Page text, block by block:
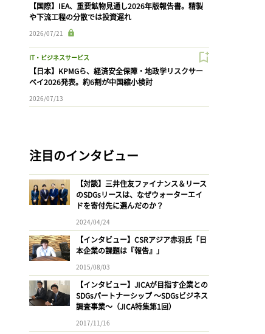
【国際】IEA、重要鉱物見通し2026年版報告書。精製
や下流工程の分散では投資遅れ
2026/07/21
IT・ビジネスサービス
【日本】KPMGら、経済安全保障・地政学リスクサー
ベイ2026発表。約6割が中国縮小検討
2026/07/13
注目のインタビュー
【対談】三井住友ファイナンス＆リース
のSDGsリースは、なぜウォーターエイ
ドを寄付先に選んだのか？
2024/04/24
【インタビュー】CSRアジア赤羽氏「日
本企業の課題は『報告』」
2015/08/03
【インタビュー】JICAが目指す企業との
SDGsパートナーシップ 〜SDGsビジネス
調査事業〜（JICA特集第1回）
2017/11/16